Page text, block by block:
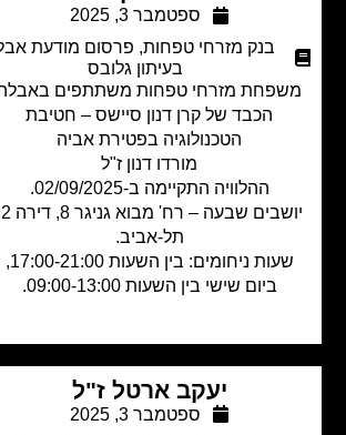
ספטמבר 3, 2025
בנק מזרחי טפחות,פרסום מודעת אבל
בעיתון גלובס
מזרחי טפחות משתתפים באבלה
הכבד של קרן דנון סיישס – חטיבת
הטכנולוגיה בפטירת אביה
מורדו דנון ז"ל
ההלוויה התקיימה ב-02/09/2025.
יושבים שבעה – רח' מבוא גניגר 8, דירה 2,
תל-אביב.
שעות ניחומים: בין השעות 17:00-21:00,
ביום שישי בין השעות 09:00-13:00.
יעקב ארטל ז"ל
ספטמבר 3, 2025